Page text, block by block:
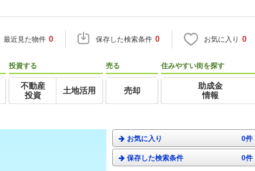
最近見た物件 0 保存した検索条件 0 お気に入り 0
投資する
不動産
投資
土地活用
売る
売却
住みやすい街を探す
助成金
情報
お気に入り 0件
保存した検索条件 0件